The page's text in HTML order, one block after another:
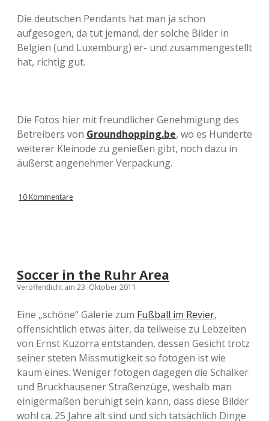
Die deutschen Pendants hat man ja schon
aufgesogen, da tut jemand, der solche Bilder in
Belgien (und Luxemburg) er- und zusammengestellt
hat, richtig gut.
Die Fotos hier mit freundlicher Genehmigung des
Betreibers von Groundhopping.be, wo es Hunderte
weiterer Kleinode zu genießen gibt, noch dazu in
äußerst angenehmer Verpackung.
10 Kommentare
Soccer in the Ruhr Area
Veröffentlicht am 23. Oktober 2011
Eine „schöne“ Galerie zum Fußball im Revier,
offensichtlich etwas älter, da teilweise zu Lebzeiten
von Ernst Kuzorra entstanden, dessen Gesicht trotz
seiner steten Missmutigkeit so fotogen ist wie
kaum eines. Weniger fotogen dagegen die Schalker
und Bruckhausener Straßenzüge, weshalb man
einigermaßen beruhigt sein kann, dass diese Bilder
wohl ca. 25 Jahre alt sind und sich tatsächlich Dinge